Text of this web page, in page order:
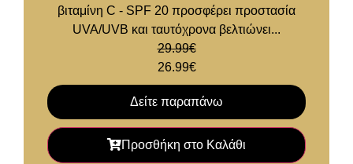
βιταμίνη C - SPF 20 προσφέρει προστασία
UVA/UVB και ταυτόχρονα βελτιώνει...
29.99€
26.99€
Δείτε παραπάνω
Προσθήκη στο Καλάθι